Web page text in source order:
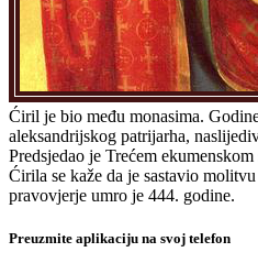
Ćiril je bio među monasima.
aleksandrijskog patrijarha,
Predsjedao je Trećem
Ćirila se kaže da je sastavio
pravovjerje umro je 444. godine.
Preuzmite aplikaciju na svoj telefon